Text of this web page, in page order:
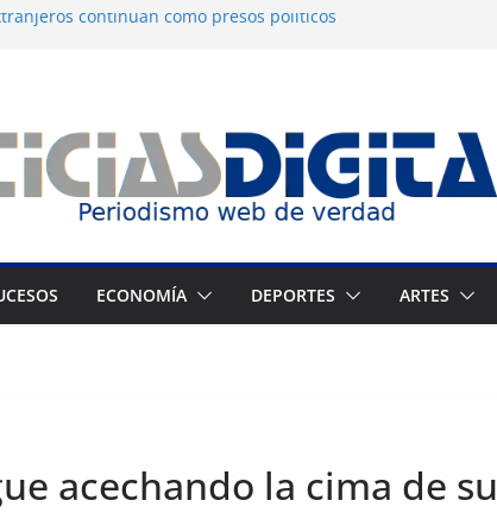
continúan como presos políticos
exige justicia por muerte del preso
Francés culmina muestra histórica y
ECONOMÍA DEPORTES ARTES
acechando la cima de su